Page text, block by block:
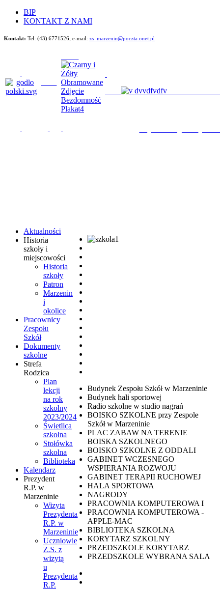
BIP
KONTAKT Z NAMI
Kontakt: Tel: (43) 6771526; e-mail: zs_marzenin@poczta.onet.pl
Budynek Zespołu Szkół w Marzeninie
Budynek hali sportowej
Radio szkolne w studio nagrań
BOISKO SZKOLNE przy Zespole
Szkół w Marzeninie
PLAC ZABAW NA TERENIE
BOISKA SZKOLNEGO
BOISKO SZKOLNE Z ODDALI
GABINET WCZESNEGO
WSPIERANIA ROZWOJU
GABINET TERAPII RUCHOWEJ
HALA SPORTOWA
NAGRODY
PRACOWNIA KOMPUTEROWA I
PRACOWNIA KOMPUTEROWA -
APPLE-MAC
BIBLIOTEKA SZKOLNA
KORYTARZ SZKOLNY
PRZEDSZKOLE KORYTARZ
PRZEDSZKOLE WYBRANA SALA
Aktualności
Historia
szkoły i
miejscowości
Historia
szkoły
Patron
Marzenin
i
okolice
Pracownicy
Zespołu
Szkół
Dokumenty
szkolne
Strefa
Rodzica
Plan
lekcji
na rok
szkolny
2023/2024
Świetlica
szkolna
Stołówka
szkolna
Biblioteka
Kalendarz
Prezydent
R.P. w
Marzeninie
Wizyta
Prezydenta
R.P. w
Marzeninie
Uczniowie
Z.S. z
wizytą
u
Prezydenta
R.P.